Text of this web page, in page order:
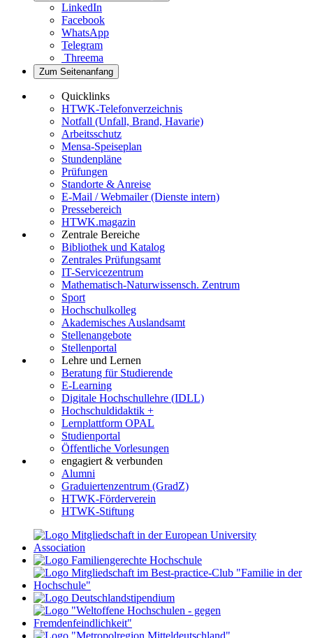
LinkedIn
Facebook
WhatsApp
Telegram
Threema
Zum Seitenanfang
Quicklinks
HTWK-Telefonverzeichnis
Notfall (Unfall, Brand, Havarie)
Arbeitsschutz
Mensa-Speiseplan
Stundenpläne
Prüfungen
Standorte & Anreise
E-Mail / Webmailer (Dienste intern)
Pressebereich
HTWK.magazin
Zentrale Bereiche
Bibliothek und Katalog
Zentrales Prüfungsamt
IT-Servicezentrum
Mathematisch-Naturwissensch. Zentrum
Sport
Hochschulkolleg
Akademisches Auslandsamt
Stellenangebote
Stellenportal
Lehre und Lernen
Beratung für Studierende
E-Learning
Digitale Hochschullehre (IDLL)
Hochschuldidaktik +
Lernplattform OPAL
Studienportal
Öffentliche Vorlesungen
engagiert & verbunden
Alumni
Graduiertenzentrum (GradZ)
HTWK-Förderverein
HTWK-Stiftung